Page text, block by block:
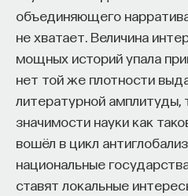
объединяющего
не хватает. Величина
мощных историй упала
нет той же плотности
литературной
значимости науки как
вошёл в цикл
национальные
ставят локальные
Ивар Максутов
издатель, сооснователь Редакционно-
издательского
Ульяна
Сения
редактор